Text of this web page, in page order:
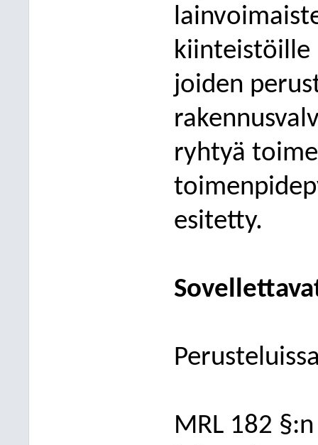
kiinteistöille
joiden
ryhtyä
esitetty.
MRL 182